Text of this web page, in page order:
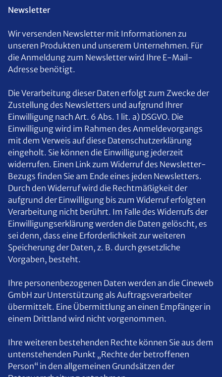
Newsletter
Wir versenden Newsletter mit Informationen zu
unseren Produkten und unserem Unternehmen. Für
die Anmeldung zum Newsletter wird Ihre E-Mail-
Adresse benötigt.
Die Verarbeitung dieser Daten erfolgt zum Zwecke der
Zustellung des Newsletters und aufgrund Ihrer
Einwilligung nach Art. 6 Abs. 1 lit. a) DSGVO. Die
Einwilligung wird im Rahmen des Anmeldevorgangs
mit dem Verweis auf diese Datenschutzerklärung
eingeholt. Sie können die Einwilligung jederzeit
widerrufen. Einen Link zum Widerruf des Newsletter-
Bezugs finden Sie am Ende eines jeden Newsletters.
Durch den Widerruf wird die Rechtmäßigkeit der
aufgrund der Einwilligung bis zum Widerruf erfolgten
Verarbeitung nicht berührt. Im Falle des Widerrufs der
Einwilligungserklärung werden die Daten gelöscht, es
sei denn, dass eine Erforderlichkeit zur weiteren
Speicherung der Daten, z. B. durch gesetzliche
Vorgaben, besteht.
Ihre personenbezogenen Daten werden an die Cineweb
GmbH zur Unterstützung als Auftragsverarbeiter
übermittelt. Eine Übermittlung an einen Empfänger in
einem Drittland wird nicht vorgenommen.
Ihre weiteren bestehenden Rechte können Sie aus dem
untenstehenden Punkt „Rechte der betroffenen
Person“ in den allgemeinen Grundsätzen der